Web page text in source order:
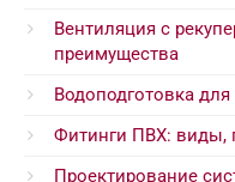
Вентиляция с
преимущества
Водоподготовка
Фитинги ПВХ: виды,
Проектирование